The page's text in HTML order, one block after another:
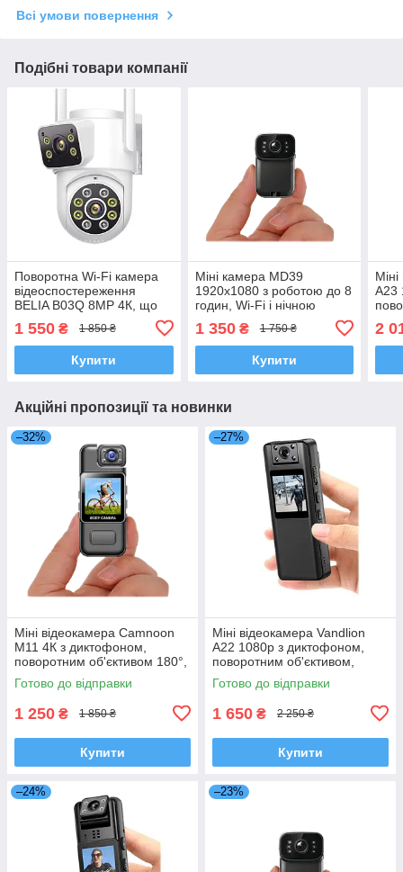
Всі умови повернення
Подібні товари компанії
Поворотна Wi-Fi камера
відеоспостереження
BELIA B03Q 8MP 4К, що
стежить за об'єктом | Дві
лінзи | ONVIF
1 550 ₴ 1 850 ₴
Купити
Міні камера MD39
1920x1080 з роботою до 8
годин, Wi-Fi і нічною
1 350₴ 1 750 ₴
Купити
A23
120°
2
Акційні пропозиції та новинки
–32%
Міні відеокамера Camnoon
M11 4К з диктофоном,
поворотним об'єктивом 180°,
дисплеєм
Готово до відправки
1 250 ₴ 1 850 ₴
Купити
–27%
Міні відеокамера Vandlion
A22 1080p з диктофоном,
поворотним об'єктивом,
дисплеєм, кутом огляду 120°
Готово до відправки
1 650 ₴ 2 250 ₴
Купити
–24% –23%